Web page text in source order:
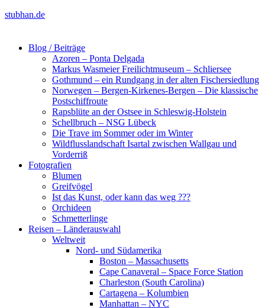
stubhan.de
Blog / Beiträge
Azoren – Ponta Delgada
Markus Wasmeier Freilichtmuseum – Schliersee
Gothmund – ein Rundgang in der alten Fischersiedlung
Norwegen – Bergen-Kirkenes-Bergen – Die klassische
Postschiffroute
Rapsblüte an der Ostsee in Schleswig-Holstein
Schellbruch – NSG Lübeck
Die Trave im Sommer oder im Winter
Wildflusslandschaft Isartal zwischen Wallgau und
Vorderriß
Fotografien
Blumen
Greifvögel
Ist das Kunst, oder kann das weg ???
Orchideen
Schmetterlinge
Reisen – Länderauswahl
Weltweit
Nord- und Südamerika
Boston – Massachusetts
Cape Canaveral – Space Force Station
Charleston (South Carolina)
Cartagena – Kolumbien
Manhattan – NYC